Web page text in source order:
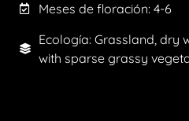
Meses de floración: 4-6
Ecología: Grassland, dry
with sparse grassy